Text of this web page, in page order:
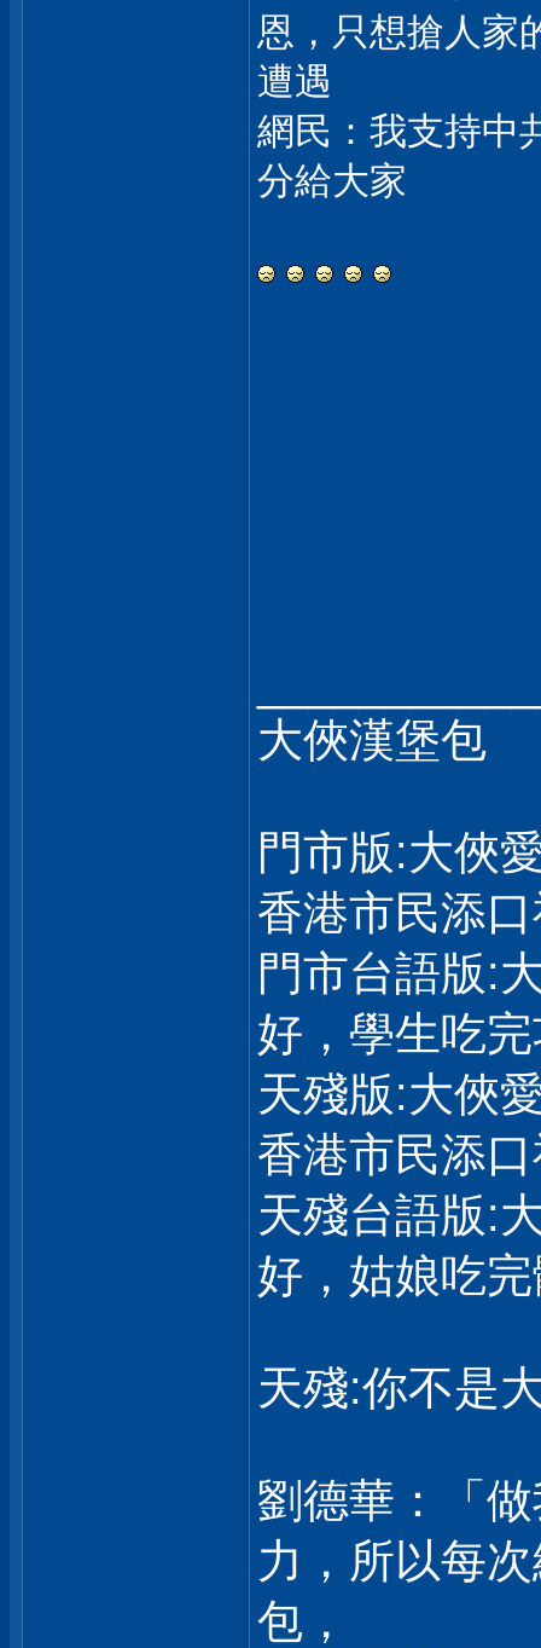
恩，只想搶人家
遭遇
網民：我支持中
分給大家
大俠漢堡包
門市版:大俠
香港市民添
門市台語版:
好，學生吃
天殘版:大俠
香港市民添
天殘台語版:
好，姑娘吃
天殘:你不是
劉德華：「
力，所以每
包，